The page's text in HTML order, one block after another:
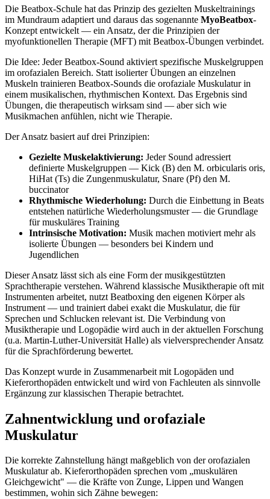
Die Beatbox-Schule hat das Prinzip des gezielten Muskeltrainings
im Mundraum adaptiert und daraus das sogenannte MyoBeatbox-
Konzept entwickelt — ein Ansatz, der die Prinzipien der
myofunktionellen Therapie (MFT) mit Beatbox-Übungen verbindet.
Die Idee: Jeder Beatbox-Sound aktiviert spezifische Muskelgruppen
im orofazialen Bereich. Statt isolierter Übungen an einzelnen
Muskeln trainieren Beatbox-Sounds die orofaziale Muskulatur in
einem musikalischen, rhythmischen Kontext. Das Ergebnis sind
Übungen, die therapeutisch wirksam sind — aber sich wie
Musikmachen anfühlen, nicht wie Therapie.
Der Ansatz basiert auf drei Prinzipien:
Gezielte Muskelaktivierung: Jeder Sound adressiert
definierte Muskelgruppen — Kick (B) den M. orbicularis oris,
HiHat (Ts) die Zungenmuskulatur, Snare (Pf) den M.
buccinator
Rhythmische Wiederholung: Durch die Einbettung in Beats
entstehen natürliche Wiederholungsmuster — die Grundlage
für muskuläres Training
Intrinsische Motivation: Musik machen motiviert mehr als
isolierte Übungen — besonders bei Kindern und
Jugendlichen
Dieser Ansatz lässt sich als eine Form der musikgestützten
Sprachtherapie verstehen. Während klassische Musiktherapie oft mit
Instrumenten arbeitet, nutzt Beatboxing den eigenen Körper als
Instrument — und trainiert dabei exakt die Muskulatur, die für
Sprechen und Schlucken relevant ist. Die Verbindung von
Musiktherapie und Logopädie wird auch in der aktuellen Forschung
(u.a. Martin-Luther-Universität Halle) als vielversprechender Ansatz
für die Sprachförderung bewertet.
Das Konzept wurde in Zusammenarbeit mit Logopäden und
Kieferorthopäden entwickelt und wird von Fachleuten als sinnvolle
Ergänzung zur klassischen Therapie betrachtet.
Zahnentwicklung und orofaziale
Muskulatur
Die korrekte Zahnstellung hängt maßgeblich von der orofazialen
Muskulatur ab. Kieferorthopäden sprechen vom „muskulären
Gleichgewicht" — die Kräfte von Zunge, Lippen und Wangen
bestimmen, wohin sich Zähne bewegen: